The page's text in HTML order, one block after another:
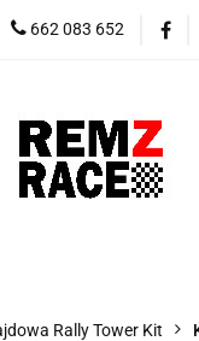
662 083 652
Motocykle RemZ
Promocje
Rally Tower Kit